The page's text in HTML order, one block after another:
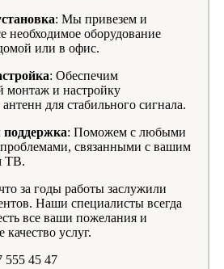
: Мы привезем и
необходимое оборудование
или в офис.
: Обеспечим
монтаж и настройку
для стабильного сигнала.
поддержка: Поможем с любыми
связанными с вашим
ТВ.
за годы работы заслужили
Наши специалисты всегда
все ваши пожелания и
качество услуг.
555 45 47